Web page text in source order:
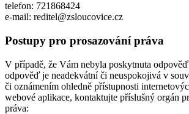
telefon: 721868424
e-mail: reditel@zsloucovice.cz
Postupy pro prosazování práva
V případě, že Vám nebyla poskytnuta
odpověď je neadekvátní či neuspokojivá v
či oznámením ohledně přístupnosti
webové aplikace, kontaktujte příslušný orgán
práva: